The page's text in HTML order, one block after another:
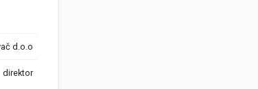
d.o.o
direktor